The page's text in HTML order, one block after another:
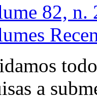
82, n.
a